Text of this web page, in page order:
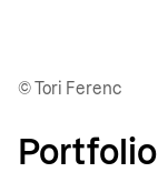
© Tori Ferenc
Portfolio